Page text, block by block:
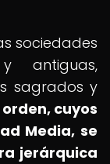
sociedades
antiguas,
sagrados y
orden, cuyos
Media, se
jerárquica